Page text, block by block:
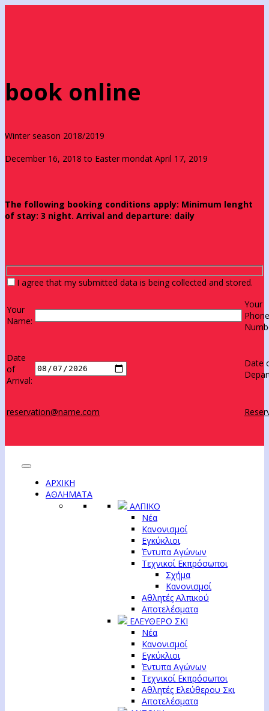
book online
Winter season 2018/2019
December 16, 2018 to Easter mondat April 17, 2019
The following booking conditions apply: Minimum lenght
of stay: 3 night. Arrival and departure: daily
I agree that my submitted data is being collected and stored.
Your
Name:
Your
Phone
Date
of
Arrival:
Date
reservation@name.com
ΑΡΧΙΚΗ
ΑΘΛΗΜΑΤΑ
ΑΛΠΙΚΟ
Νέα
Κανονισμοί
Εγκύκλιοι
Έντυπα Αγώνων
Τεχνικοί Εκπρόσωποι
Σχήμα
Κανονισμοί
Αθλητές Αλπικού
Αποτελέσματα
ΕΛΕΥΘΕΡΟ ΣΚΙ
Νέα
Κανονισμοί
Εγκύκλιοι
Έντυπα Αγώνων
Τεχνικοί Εκπρόσωποι
Αθλητές Ελεύθερου Σκι
Αποτελέσματα